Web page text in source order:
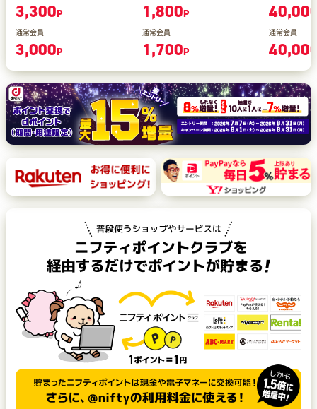
3,300P
通常会員
3,000P
1,800P
通常会員
1,700P
通常会員